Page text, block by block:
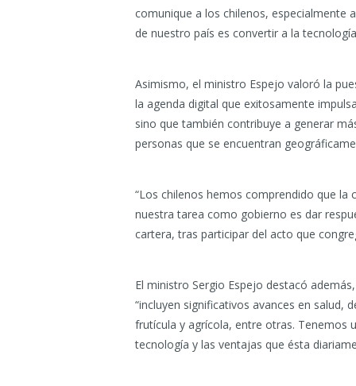
comunique a los chilenos, especialmente
de nuestro país es convertir a la
Asimismo, el ministro Espejo valoró la
la agenda digital que exitosamente
sino que también contribuye a generar
personas que se encuentran
“Los chilenos hemos comprendido que la
nuestra tarea como gobierno es dar
cartera, tras participar del acto que
El ministro Sergio Espejo destacó
“incluyen significativos avances en
frutícula y agrícola, entre otras. Tenemos
tecnología y las ventajas que ésta